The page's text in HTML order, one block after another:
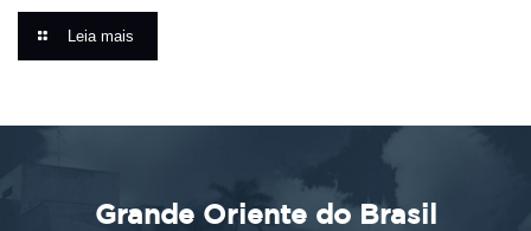
Leia mais
Grande Oriente do Brasil